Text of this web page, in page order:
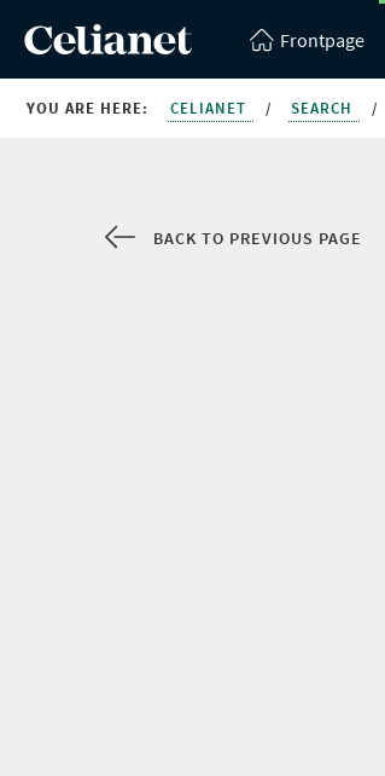
Frontpage
YOU ARE HERE: CELIANET / SEARCH /
BACK TO PREVIOUS PAGE